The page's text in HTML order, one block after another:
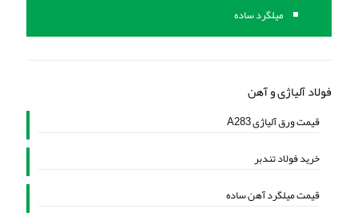
میلگرد ساده
فولاد آلیاژی و آهن
قیمت ورق آلیاژی A283
خرید فولاد تندبر
قیمت میلگرد آهن ساده